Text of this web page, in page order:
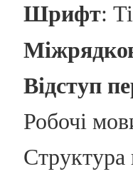
Шрифт:
Відступ
Робочі
Структура